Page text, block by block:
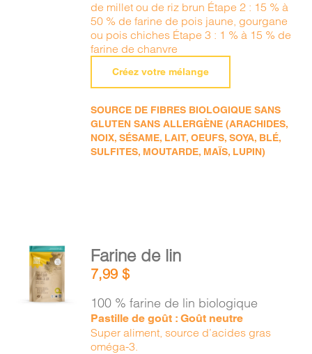
de millet ou de riz brun Étape 2 : 15 % à
50 % de farine de pois jaune, gourgane
ou pois chiches Étape 3 : 1 % à 15 % de
farine de chanvre
Créez votre mélange
SOURCE DE FIBRES BIOLOGIQUE SANS
GLUTEN SANS ALLERGÈNE (ARACHIDES,
NOIX, SÉSAME, LAIT, OEUFS, SOYA, BLÉ,
SULFITES, MOUTARDE, MAÏS, LUPIN)
AJOUTER
AU
PANIER
/
Farine de lin
7,99$
100 % farine de lin biologique
Pastille de goût : Goût neutre
Super aliment, source d’acides gras
oméga-3.